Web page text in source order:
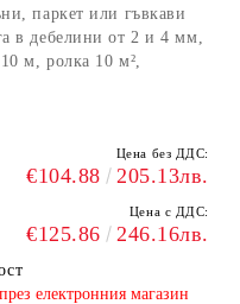
паркет или гъвкави
в дебелини от 2 и 4 мм,
м, ролка 10 м²,
Цена без ДДС:
€104.88 205.13лв.
Цена с ДДС:
€125.86 246.16лв.
електронния магазин